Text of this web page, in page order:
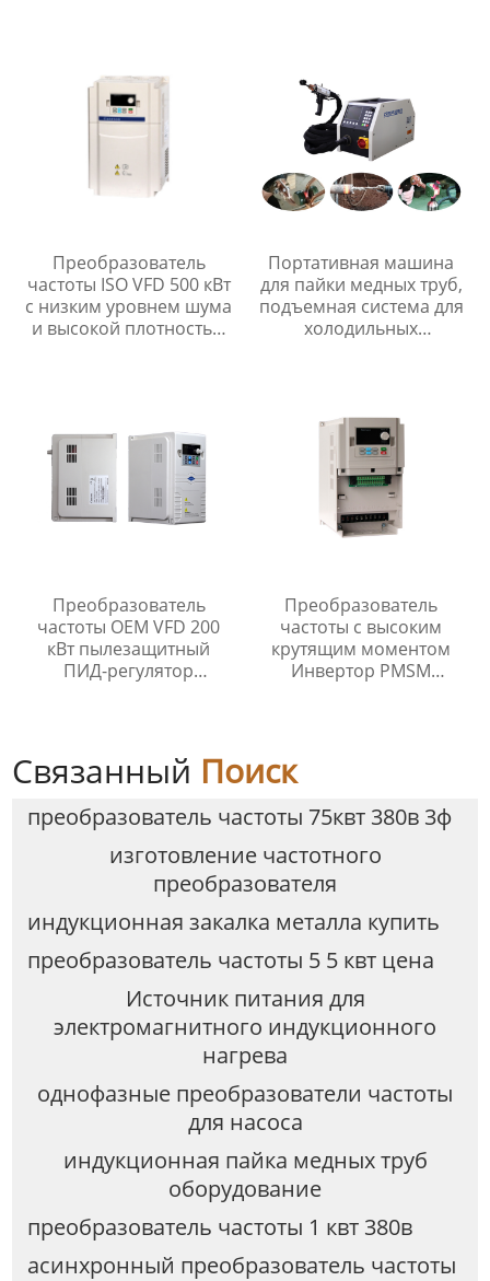
покрытия полевых
соединений
Преобразователь
частоты ISO VFD 500 кВт
с низким уровнем шума
и высокой плотностью
Портативная машина
для пайки медных труб,
подъемная система для
холодильных
Преобразователь
частоты OEM VFD 200
кВт пылезащитный
ПИД-регулятор
Преобразователь
частоты с высоким
крутящим моментом
Инвертор PMSM
Связанный Поиск
преобразователь частоты 75квт 380в 3ф
изготовление частотного
преобразователя
индукционная закалка металла купить
преобразователь частоты 5 5 квт цена
Источник питания для
электромагнитного индукционного
нагрева
однофазные преобразователи частоты
для насоса
индукционная пайка медных труб
оборудование
преобразователь частоты 1 квт 380в
асинхронный преобразователь частоты